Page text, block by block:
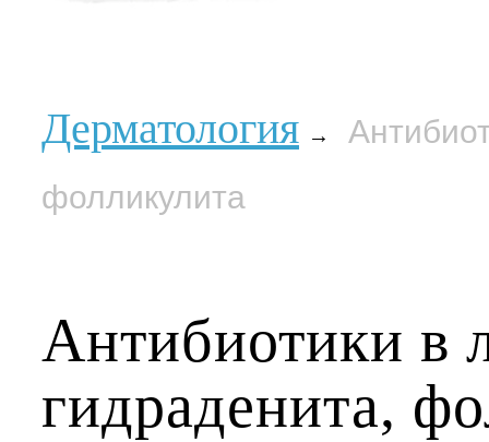
Дерматология →
фолликулита
Антибиотики в
гидраденита,